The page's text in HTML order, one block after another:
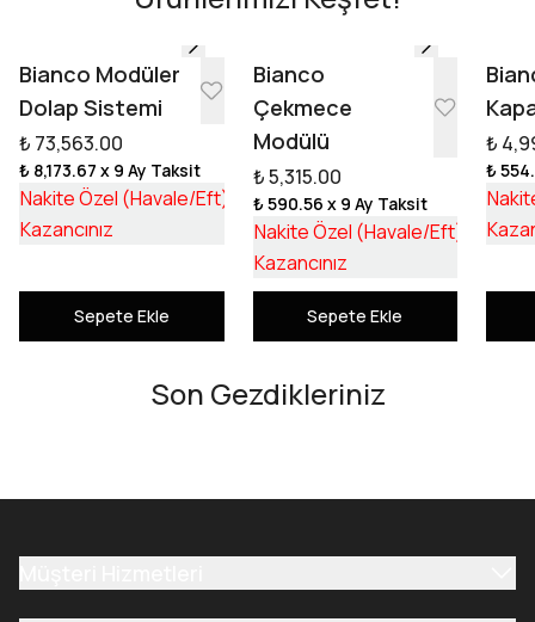
Tasarıma Başla
Bianco Modüler
Dolap Sistemi
₺ 73,563.00
₺ 8,173.67 x 9 Ay Taksit
Nakite Özel (Havale/Eft) ₺ 55,253.17
Kazancınız ₺ 18,309.83
Sepete Ekle
Bianco
Çekmece
Modülü
₺ 5,315.00
₺ 590.56 x 9 Ay Taksit
Nakite Özel (Havale/Eft) ₺
Kazancınız
Sepete Ekle
₺
₺
Son Gezdikleriniz